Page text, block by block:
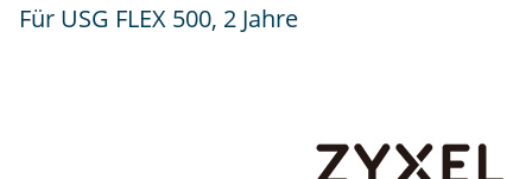
Für USG FLEX 500, 2 Jahre
Fachkundige Beratung und Service.